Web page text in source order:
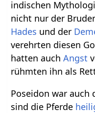
indischen
nicht nur der
Hades und der
verehrten diesen
hatten auchAngst
rühmten ihn als
Poseidon war auch
sind die Pferde